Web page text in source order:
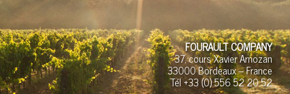
FOURAULT COMPANY
37, cours Xavier Arnozan
33000 Bordeaux – France
Tél +33 (0)556 5220 52